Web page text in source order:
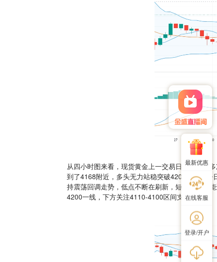
最新优惠
在线客服
登录/开户
从四小时图来看，现货黄金上一交易日早盘连续
到了4168附近，多头无力站稳突破4200一线。
持震荡回调走势，低点不断在刷新，短线反弹动
4200一线，下方关注4110-4100区间支撑。